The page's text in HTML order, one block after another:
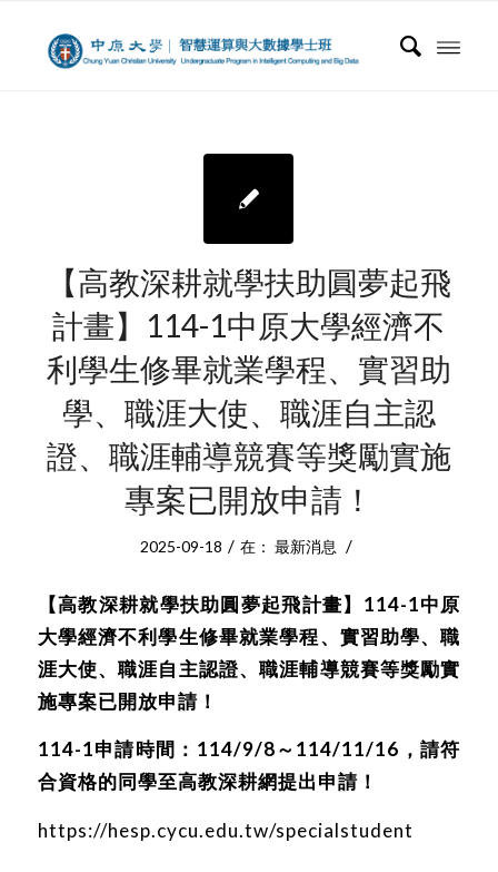
【高教深耕就學扶助圓夢起飛
計畫】114-1中原大學經濟不
利學生修畢就業學程、實習助
學、職涯大使、職涯自主認
證、職涯輔導競賽等獎勵實施
專案已開放申請！
2025-09-18 / 在： 最新消息 /
【高教深耕就學扶助圓夢起飛計畫】114-1中原
大學經濟不利學生修畢就業學程、實習助學、職
涯大使、職涯自主認證、職涯輔導競賽等獎勵實
施專案已開放申請！
114-1申請時間：114/9/8～114/11/16，請符
合資格的同學至高教深耕網提出申請！
https://hesp.cycu.edu.tw/specialstudent